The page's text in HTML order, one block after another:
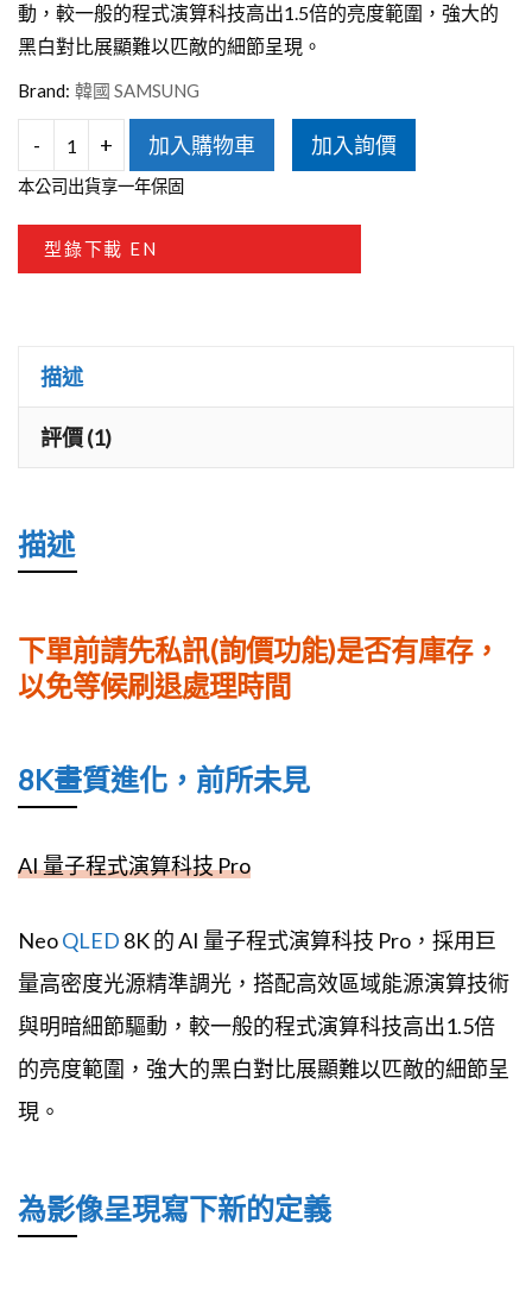
動，較一般的程式演算科技高出1.5倍的亮度範圍，強大的
黑白對比展顯難以匹敵的細節呈現。
Brand: 韓國 SAMSUNG
-
SAMSUNG
QA65QN800AWXZW
數
量
+ 加入購物車 加入詢價
本公司出貨享一年保固
型錄下載 EN
描述
評價 (1)
描述
下單前請先私訊(詢價功能)是否有庫存，
以免等候刷退處理時間
8K畫質進化，前所未見
AI 量子程式演算科技 Pro
NeoQLED 8K 的 AI 量子程式演算科技 Pro，採用巨
量高密度光源精準調光，搭配高效區域能源演算技術
與明暗細節驅動，較一般的程式演算科技高出1.5倍
的亮度範圍，強大的黑白對比展顯難以匹敵的細節呈
現。
為影像呈現寫下新的定義